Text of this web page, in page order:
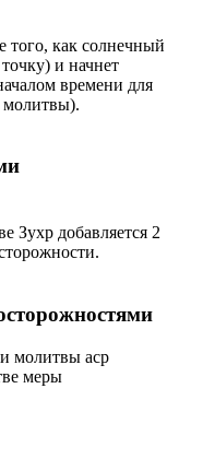
того, как солнечный
и начнет
времени для
молитвы).
Зухр добавляется 2
молитвы аср
меры